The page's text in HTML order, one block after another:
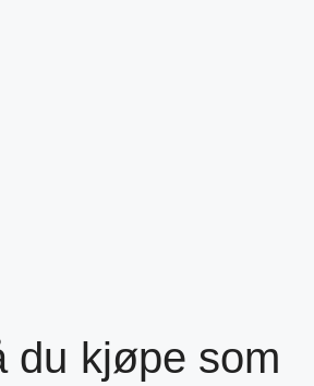
du kjøpe som